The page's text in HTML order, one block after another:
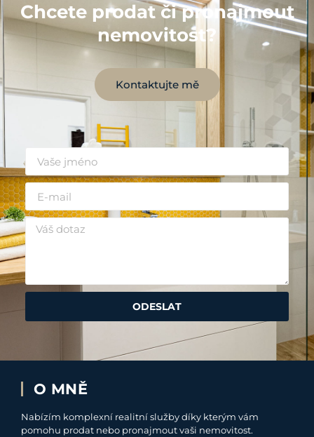
Chcete prodat či pronajmout
nemovitost?
Kontaktujte mě
ODESLAT
O MNĚ
Nabízím komplexní realitní služby díky kterým vám
pomohu prodat nebo pronajmout vaši nemovitost.